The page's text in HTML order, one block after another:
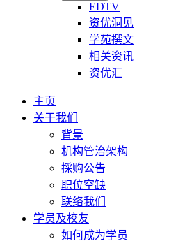
EDTV
资优洞见
学苑撰文
相关资讯
资优汇
主页
关于我们
背景
机构管治架构
採购公告
职位空缺
联络我们
学员及校友
如何成为学员